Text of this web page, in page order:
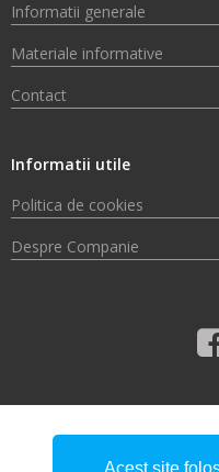
Informatii generale
Materiale informative
Contact
Informatii utile
Politica de cookies
Despre Companie
© 2026
Acest site